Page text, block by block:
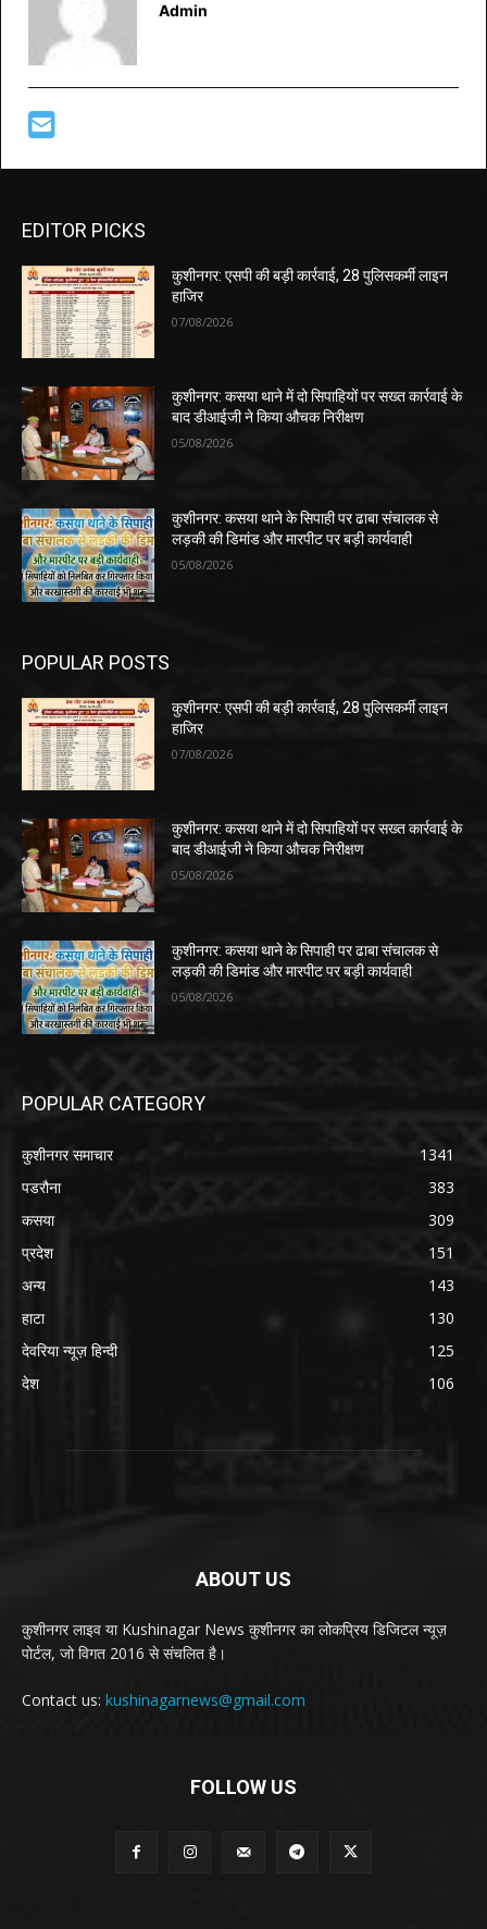
Admin
EDITOR PICKS
कुशीनगर: एसपी की बड़ी कार्रवाई, 28 पुलिसकर्मी लाइन
हाजिर
07/08/2026
कुशीनगर: कसया थाने में दो सिपाहियों पर सख्त कार्रवाई के
बाद डीआईजी ने किया औचक निरीक्षण
05/08/2026
कुशीनगर: कसया थाने के सिपाही पर ढाबा संचालक से
लड़की की डिमांड और मारपीट पर बड़ी कार्यवाही
05/08/2026
POPULAR POSTS
कुशीनगर: एसपी की बड़ी कार्रवाई, 28 पुलिसकर्मी लाइन
हाजिर
07/08/2026
कुशीनगर: कसया थाने में दो सिपाहियों पर सख्त कार्रवाई के
बाद डीआईजी ने किया औचक निरीक्षण
05/08/2026
कुशीनगर: कसया थाने के सिपाही पर ढाबा संचालक से
लड़की की डिमांड और मारपीट पर बड़ी कार्यवाही
05/08/2026
POPULAR CATEGORY
कुशीनगर समाचार
1341
पडरौना
383
कसया
309
प्रदेश
151
अन्य
143
हाटा
130
देवरिया न्यूज़ हिन्दी
125
देश
106
ABOUT US
कुशीनगर लाइव या Kushinagar News कुशीनगर का लोकप्रिय डिजिटल न्यूज़
पोर्टल, जो विगत 2016 से संचलित है।
Contact us: kushinagarnews@gmail.com
FOLLOW US